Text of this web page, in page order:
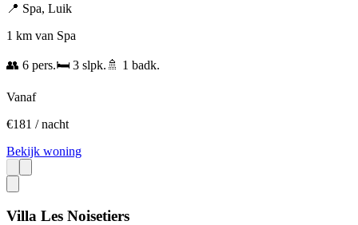
📍 Spa, Luik
1 km van Spa
👥 6 pers.🛏️ 3 slpk. 🚿 1 badk.
Vanaf
€181 / nacht
Bekijk woning
Villa Les Noisetiers